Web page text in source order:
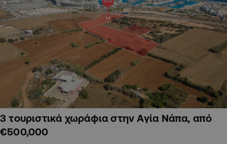
3 τουριστικά χωράφια στην Αγία Νάπα, από
€500,000